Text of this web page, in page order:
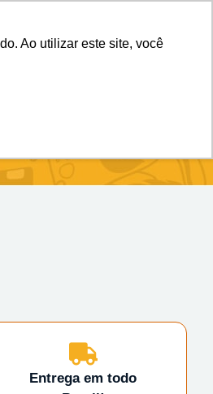
Ao utilizar este site, você
Entrega em todo